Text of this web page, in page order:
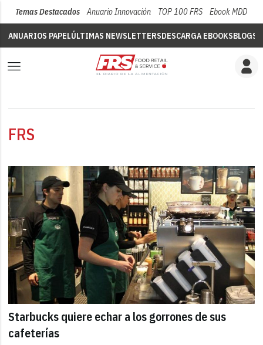
Temas Destacados Anuario Innovación TOP 100 FRS Ebook MDD
ANUARIOS PAPELÚLTIMAS NEWSLETTERSDESCARGA EBOOKSBLOGS
FRS
Starbucks quiere echar a los gorrones de sus
cafeterías